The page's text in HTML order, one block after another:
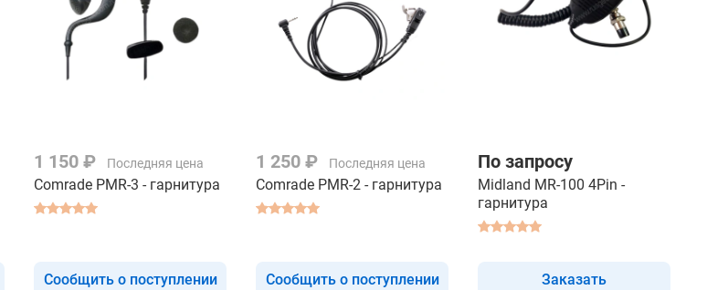
1 150 ₽ Последняя цена
Comrade PMR-3 - гарнитура
Сообщить о поступлении
1 250 ₽ Последняя цена
Comrade PMR-2 - гарнитура
Сообщить о поступлении
По запросу
Midland MR-100 4Pin -
гарнитура
Заказать